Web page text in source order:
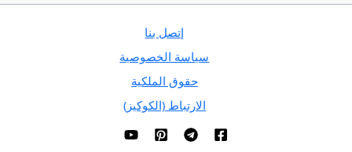
إتصل بنا
سياسة الخصوصية
حقوق الملكية
الارتباط (الكوكيز)